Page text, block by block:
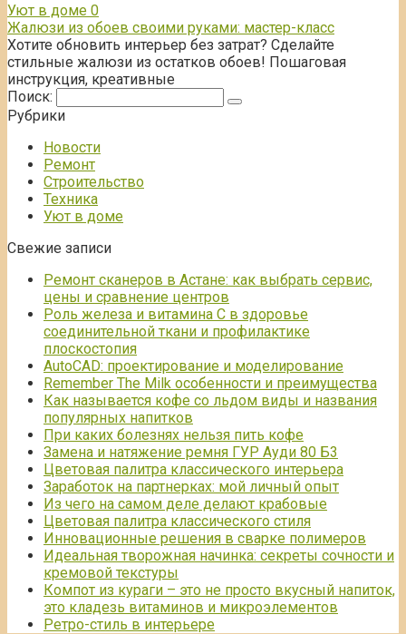
Уют в доме 0
Жалюзи из обоев своими руками: мастер-класс
Хотите обновить интерьер без затрат? Сделайте
стильные жалюзи из остатков обоев! Пошаговая
инструкция, креативные
Поиск:
Рубрики
Новости
Ремонт
Строительство
Техника
Уют в доме
Свежие записи
Ремонт сканеров в Астане: как выбрать сервис,
цены и сравнение центров
Роль железа и витамина С в здоровье
соединительной ткани и профилактике
плоскостопия
AutoCAD: проектирование и моделирование
Remember The Milk особенности и преимущества
Как называется кофе со льдом виды и названия
популярных напитков
При каких болезнях нельзя пить кофе
Замена и натяжение ремня ГУР Ауди 80 Б3
Цветовая палитра классического интерьера
Заработок на партнерках: мой личный опыт
Из чего на самом деле делают крабовые
Цветовая палитра классического стиля
Инновационные решения в сварке полимеров
Идеальная творожная начинка: секреты сочности и
кремовой текстуры
Компот из кураги – это не просто вкусный напиток,
это кладезь витаминов и микроэлементов
Ретро-стиль в интерьере